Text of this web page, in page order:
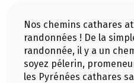
Nos chemins cathares
randonnées ! De la
randonnée, il y a un
soyez pélerin,
les Pyrénées cathares